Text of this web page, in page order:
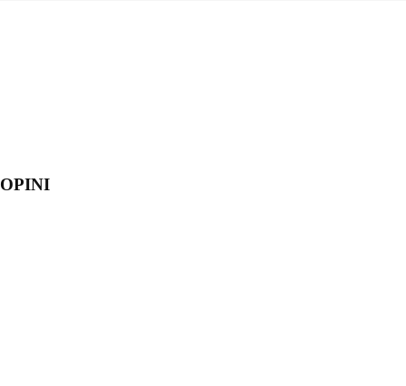
OPINI